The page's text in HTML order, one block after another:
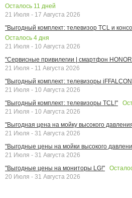
Осталось 11 дней
21 Июля - 17 Августа 2026
"Выгодный комплект: телевизор TCL и
Осталось 4 дня
21 Июля - 10 Августа 2026
"Сервисные привилегии | смартфон
21 Июля - 11 Августа 2026
"Выгодный комплект: телевизоры
21 Июля - 10 Августа 2026
"Выгодный комплект: телевизоры TCL!"
21 Июля - 10 Августа 2026
"Выгодная цена на мойку высокого
21 Июля - 31 Августа 2026
"Выгодные цены на мойки высокого
21 Июля - 31 Августа 2026
"Выгодные цены на мониторы LG!"
20 Июля - 31 Августа 2026